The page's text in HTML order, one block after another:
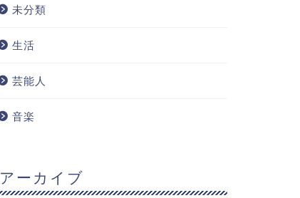
未分類
生活
芸能人
音楽
アーカイブ